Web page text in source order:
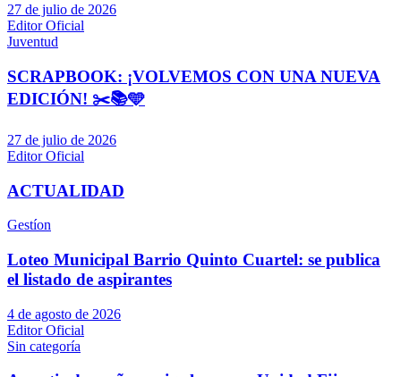
27 de julio de 2026
Editor Oficial
Juventud
SCRAPBOOK: ¡VOLVEMOS CON UNA NUEVA
EDICIÓN! ✂️📚🩵
27 de julio de 2026
Editor Oficial
ACTUALIDAD
Gestíon
Loteo Municipal Barrio Quinto Cuartel: se publica
el listado de aspirantes
4 de agosto de 2026
Editor Oficial
Sin categoría